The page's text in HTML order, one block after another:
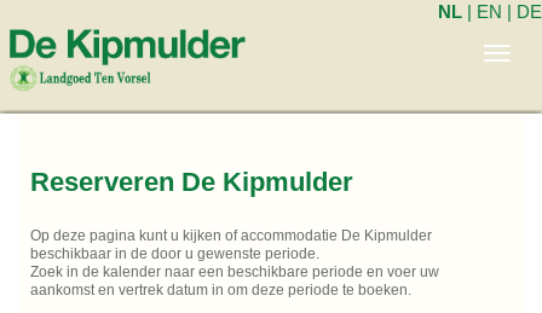
NL | EN | DE
Reserveren De Kipmulder
Op deze pagina kunt u kijken of accommodatie De Kipmulder
beschikbaar in de door u gewenste periode.
Zoek in de kalender naar een beschikbare periode en voer uw
aankomst en vertrek datum in om deze periode te boeken.